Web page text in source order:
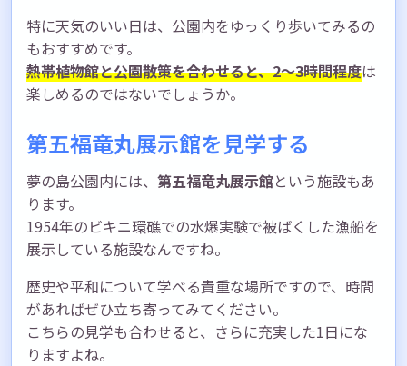
特に天気のいい日は、公園内をゆっくり歩いてみるの
もおすすめです。
熱帯植物館と公園散策を合わせると、2〜3時間程度は
楽しめるのではないでしょうか。
第五福竜丸展示館を見学する
夢の島公園内には、 第五福竜丸展示館という施設もあ
ります。
1954年のビキニ環礁での水爆実験で被ばくした漁船を
展示している施設なんですね。
歴史や平和について学べる貴重な場所ですので、時間
があればぜひ立ち寄ってみてください。
こちらの見学も合わせると、さらに充実した1日にな
りますよね。